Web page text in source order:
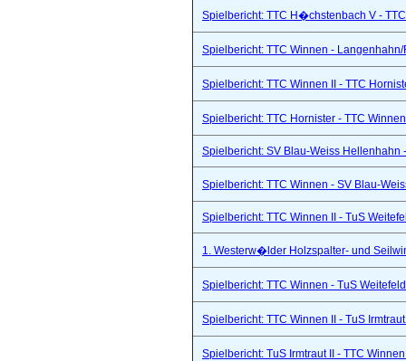
Spielbericht: TTC H�chstenbach V -
Spielbericht: TTC Winnen -
Spielbericht: TTC Winnen II - TTC
Spielbericht: TTC Hornister - TTC
Spielbericht: SV Blau-Weiss Hellenhahn
Spielbericht: TTC Winnen - SV Blau-
Spielbericht: TTC Winnen II - TuS
1. Westerw�lder Holzspalter- und
Spielbericht: TTC Winnen - TuS
Spielbericht: TTC Winnen II - TuS
Spielbericht: TuS Irmtraut II - TTC